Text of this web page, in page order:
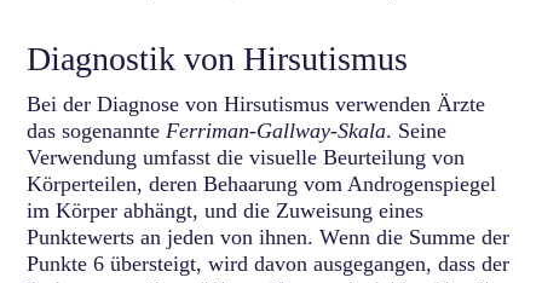
Diagnostik von Hirsutismus
Bei der Diagnose von Hirsutismus verwenden Ärzte
das sogenannte Ferriman-Gallway-Skala. Seine
Verwendung umfasst die visuelle Beurteilung von
Körperteilen, deren Behaarung vom Androgenspiegel
im Körper abhängt, und die Zuweisung eines
Punktewerts an jeden von ihnen. Wenn die Summe der
Punkte 6 übersteigt, wird davon ausgegangen, dass der